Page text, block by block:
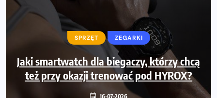
SPRZĘT ZEGARKI
Jaki smartwatch dla biegaczy, którzy chcą
też przy okazji trenować pod HYROX?
16-07-2026
SPRZĘT
Jak zaplanować domowe cardio bez
przepełniania mieszkania sprzętem
16-07-2026